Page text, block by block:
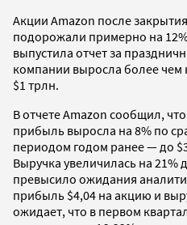
Акции Amazon после
подорожали примерно на
выпустила отчет за
компании выросла более чем
$1 трлн.
В отчете Amazon сообщил,
прибыль выросла на 8% по
периодом годом ранее — до
Выручка увеличилась на 21%
превысило ожидания
прибыль $4,04 на акцию и
ожидает, что в первом